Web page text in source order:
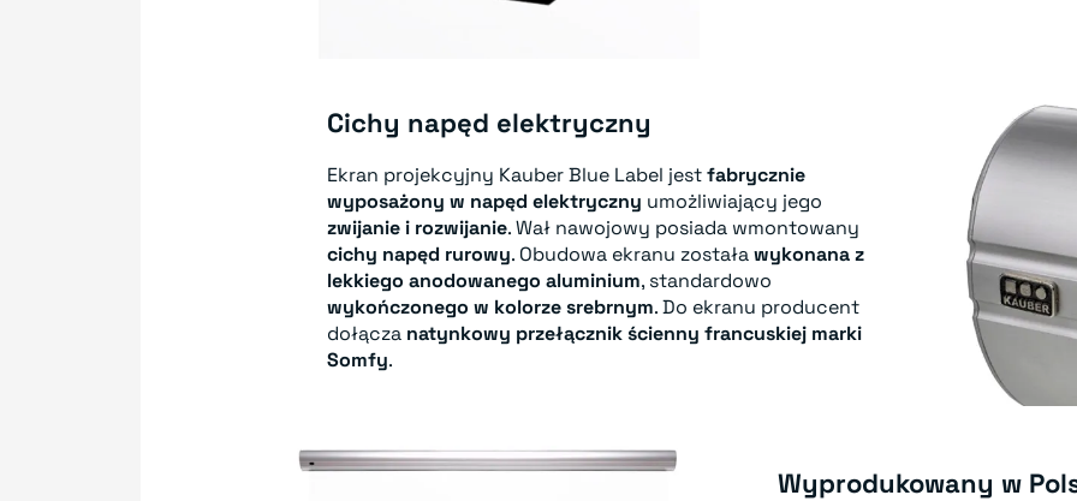
Cichy napęd elektryczny
Ekran projekcyjny Kauber Blue Label jestfabrycznie
wyposażony w napęd elektryczny umożliwiający jego
zwijanie i rozwijanie. Wał nawojowy posiada wmontowany
cichy napęd rurowy. Obudowa ekranu zostaławykonana z
lekkiego anodowanego aluminium, standardowo
wykończonego w kolorze srebrnym. Do ekranu producent
dołącza natynkowy przełącznik ścienny francuskiej marki
Somfy.
Wyprodukowany w